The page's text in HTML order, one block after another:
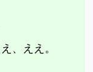
、ええ。